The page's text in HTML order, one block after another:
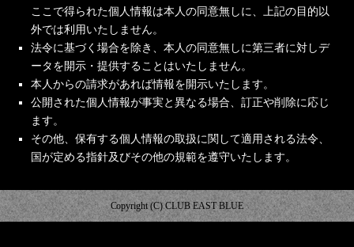
ここで得られた個人情報は本人の同意無しに、上記の目的以
外では利用いたしません。
法令に基づく場合を除き、本人の同意無しに第三者に対しデ
ータを開示・提供することはいたしません。
本人からの請求があれば情報を開示いたします。
公開された個人情報が事実と異なる場合、訂正や削除に応じ
ます。
その他、保有する個人情報の取扱に関して適用される法令、
国が定める指針及びその他の規範を遵守いたします。
Copyright (C) CLUB EAST BLUE